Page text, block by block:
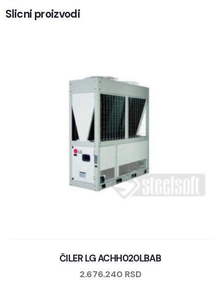
Slicni proizvodi
ČILER LG ACHH020LBAB
2.676.240 RSD